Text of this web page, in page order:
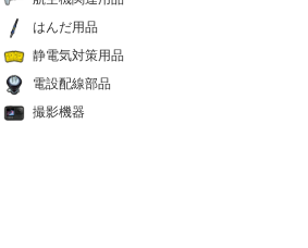
はんだ用品
静電気対策用品
電設配線部品
撮影機器